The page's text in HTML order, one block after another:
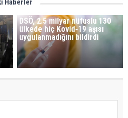
Haberler
DSÖ, 2.5 milyar nüfuslu 130
ülkede hiç Kovid-19 aşısı
uygulanmadığını bildirdi